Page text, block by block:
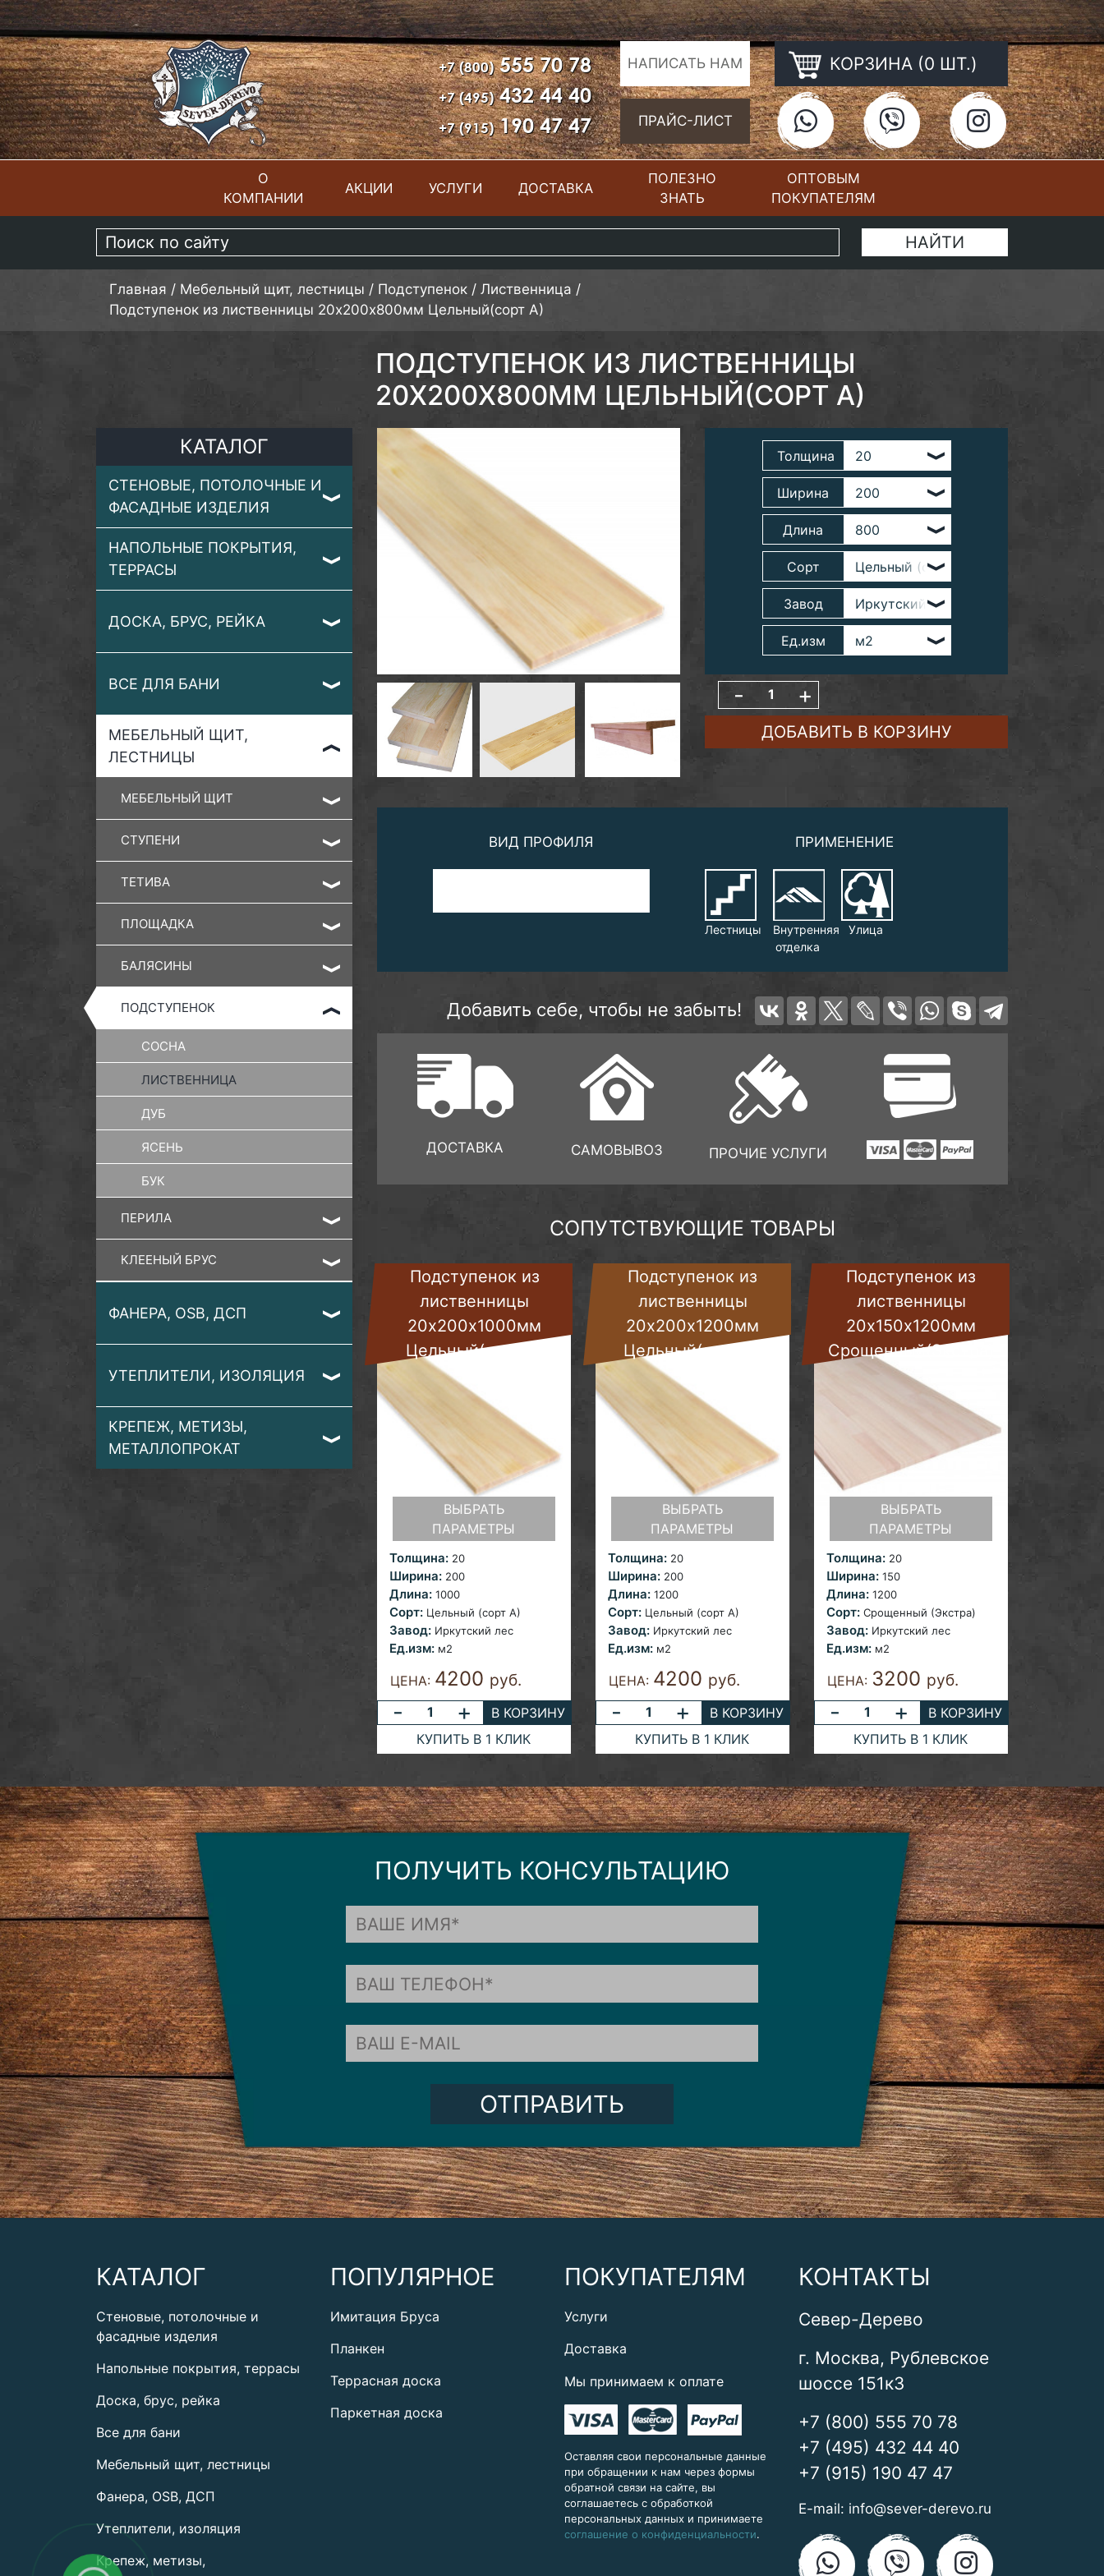
+7 (800)555 70 78
+7 (495)432 44 40
+7 (915)190 47 47
НАПИСАТЬ НАМ
ПРАЙС-ЛИСТ
КОРЗИНА (0 ШТ.)
ГЛАВНАЯ
О
КОМПАНИИ
АКЦИИ УСЛУГИ ДОСТАВКА
ПОЛЕЗНО
ЗНАТЬ
ОПТОВЫМ
ПОКУПАТЕЛЯМ
КОНТАКТЫ
Главная / Мебельный щит, лестницы / Подступенок / Лиственница /
Подступенок из лиственницы 20х200х800мм Цельный(сорт А)
ПОДСТУПЕНОК ИЗ ЛИСТВЕННИЦЫ
20Х200Х800ММ ЦЕЛЬНЫЙ(СОРТ А)
КАТАЛОГ
СТЕНОВЫЕ, ПОТОЛОЧНЫЕ И
ФАСАДНЫЕ ИЗДЕЛИЯ
НАПОЛЬНЫЕ ПОКРЫТИЯ,
ТЕРРАСЫ
ДОСКА, БРУС, РЕЙКА
ВСЕ ДЛЯ БАНИ
МЕБЕЛЬНЫЙ ЩИТ,
ЛЕСТНИЦЫ
МЕБЕЛЬНЫЙ ЩИТ
СТУПЕНИ
ТЕТИВА
ПЛОЩАДКА
БАЛЯСИНЫ
ПОДСТУПЕНОК
СОСНА
ЛИСТВЕННИЦА
ДУБ
ЯСЕНЬ
БУК
ПЕРИЛА
КЛЕЕНЫЙ БРУС
ФАНЕРА, OSB, ДСП
УТЕПЛИТЕЛИ, ИЗОЛЯЦИЯ
КРЕПЕЖ, МЕТИЗЫ,
МЕТАЛЛОПРОКАТ
Толщина
Ширина
Длина
Сорт
Завод
Ед.изм
- +
ДОБАВИТЬ В КОРЗИНУ
ВИД ПРОФИЛЯ ПРИМЕНЕНИЕ
Лестницы
Внутренняя
отделка
Улица
Добавить себе, чтобы не забыть!
ДОСТАВКА САМОВЫВОЗ ПРОЧИЕ УСЛУГИ
СОПУТСТВУЮЩИЕ ТОВАРЫ
Подступенок из
лиственницы
20х200х1000мм
Цельный(сорт А)
ВЫБРАТЬ
ПАРАМЕТРЫ
Толщина: 20
Ширина: 200
Длина: 1000
Сорт: Цельный (сорт А)
Завод: Иркутский лес
Ед.изм: м2
ЦЕНА: 4200 руб.
- +
В КОРЗИНУ
КУПИТЬ В 1 КЛИК
Подступенок из
лиственницы
20х200х1200мм
Цельный(сорт А)
ВЫБРАТЬ
ПАРАМЕТРЫ
Толщина: 20
Ширина: 200
Длина: 1200
Сорт: Цельный (сорт А)
Завод: Иркутский лес
Ед.изм: м2
ЦЕНА: 4200 руб.
- +
В КОРЗИНУ
КУПИТЬ В 1 КЛИК
Подступенок из
лиственницы
20х150х1200мм
Срощенный(Экстра)
ВЫБРАТЬ
ПАРАМЕТРЫ
Толщина: 20
Ширина: 150
Длина: 1200
Сорт: Срощенный (Экстра)
Завод: Иркутский лес
Ед.изм: м2
ЦЕНА: 3200 руб.
- +
В КОРЗИНУ
КУПИТЬ В 1 КЛИК
ПОЛУЧИТЬ КОНСУЛЬТАЦИЮ
ОТПРАВИТЬ
КАТАЛОГ
Стеновые, потолочные и
фасадные изделия
Напольные покрытия, террасы
Доска, брус, рейка
Все для бани
Мебельный щит, лестницы
Фанера, OSB, ДСП
Утеплители, изоляция
Крепеж, метизы,
ПОПУЛЯРНОЕ
Имитация Бруса
Планкен
Террасная доска
Паркетная доска
ПОКУПАТЕЛЯМ
Услуги
Доставка
Мы принимаем к оплате
Оставляя свои персональные данные
при обращении к нам через формы
обратной связи на сайте, вы
соглашаетесь с обработкой
персональных данных и принимаете
соглашение о конфиденциальности.
КОНТАКТЫ
Север-Дерево
г. Москва, Рублевское
шоссе 151к3
+7 (800) 555 70 78
+7 (495) 432 44 40
+7 (915) 190 47 47
E-mail: info@sever-derevo.ru